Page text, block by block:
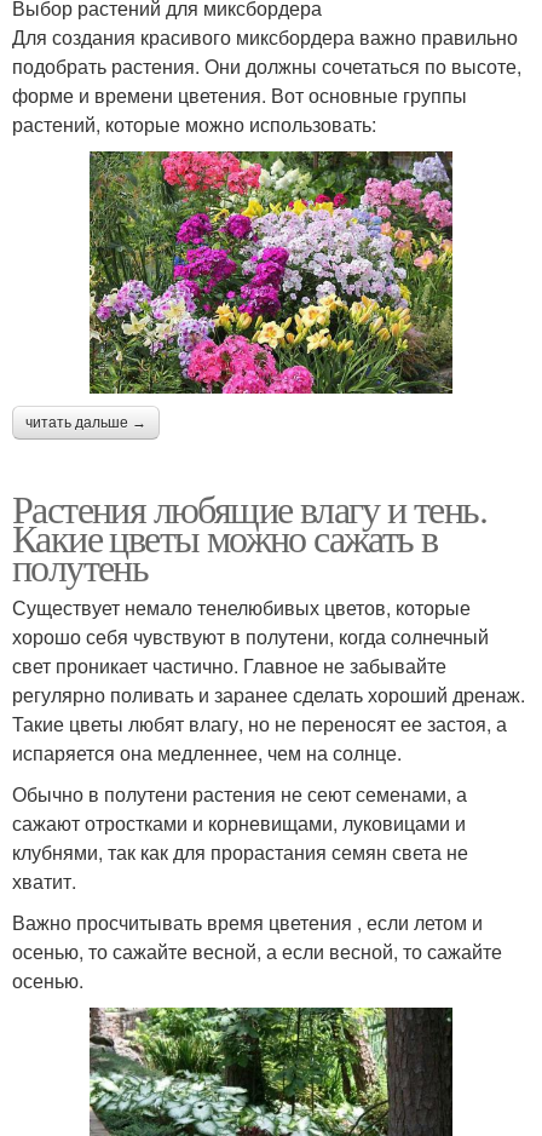
Выбор растений для миксбордера
Для создания красивого миксбордера важно правильно
подобрать растения. Они должны сочетаться по высоте,
форме и времени цветения. Вот основные группы
растений, которые можно использовать:
читать дальше →
Растения любящие влагу и тень.
Какие цветы можно сажать в
полутень
Существует немало тенелюбивых цветов, которые
хорошо себя чувствуют в полутени, когда солнечный
свет проникает частично. Главное не забывайте
регулярно поливать и заранее сделать хороший дренаж.
Такие цветы любят влагу, но не переносят ее застоя, а
испаряется она медленнее, чем на солнце.
Обычно в полутени растения не сеют семенами, а
сажают отростками и корневищами, луковицами и
клубнями, так как для прорастания семян света не
хватит.
Важно просчитывать время цветения , если летом и
осенью, то сажайте весной, а если весной, то сажайте
осенью.